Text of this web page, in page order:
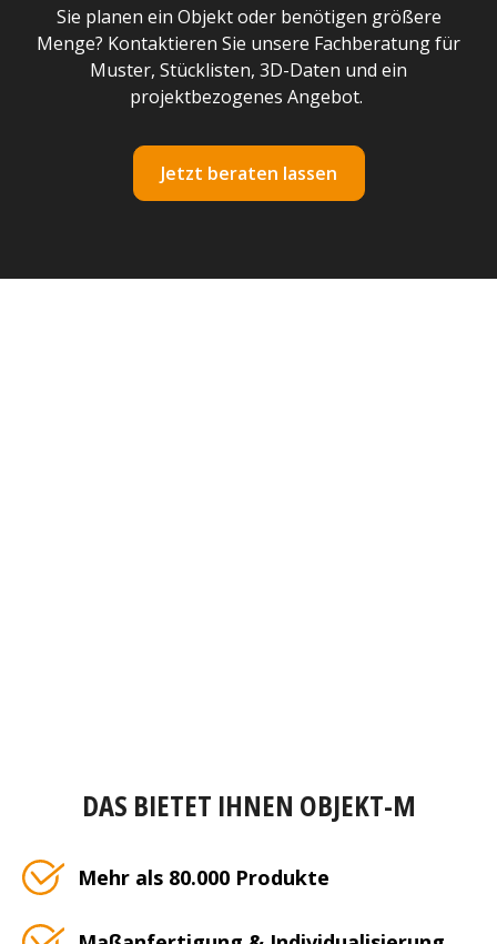
Sie planen ein Objekt oder benötigen größere
Menge? Kontaktieren Sie unsere Fachberatung für
Muster, Stücklisten, 3D-Daten und ein
projektbezogenes Angebot.
Jetzt beraten lassen
DAS BIETET IHNEN OBJEKT-M
Mehr als 80.000 Produkte